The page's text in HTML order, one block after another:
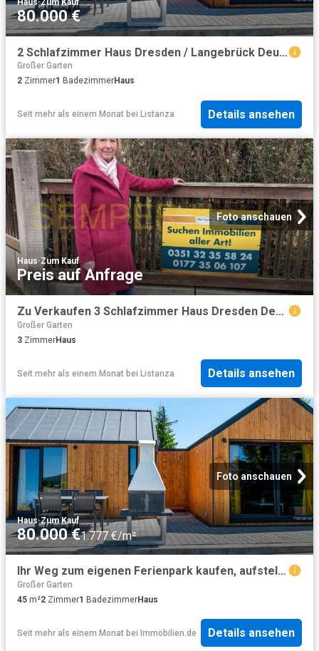
80.000 €
2 Schlafzimmer Haus Dresden / Langebrück Deutschland 98466708
Großer Garten
2 Zimmer1 BadezimmerHaus
Seit mehr als einem Monat bei Listanza Details ansehen
Foto anschauen
Haus·Zum Kauf
Preis auf Anfrage
Zu Verkaufen 3 Schlafzimmer Haus Dresden Deutschland DS94468312
Großer Garten
3 ZimmerHaus
Seit mehr als einem Monat bei Listanza Details ansehen
Foto anschauen
Haus·Zum Kauf
80.000 €1.777 €/m²
Ihr Weg zum eigenen Ferienpark kaufen, aufstellen lassen, vermieten
Großer Garten
45 m²2 Zimmer1 BadezimmerHaus
Seit mehr als einem Monat bei Immobilien.de Details ansehen